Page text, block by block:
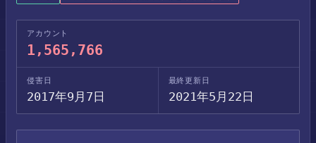
アカウント
1,565,766
侵害日
2017年9月7日
最終更新日
2021年5月22日